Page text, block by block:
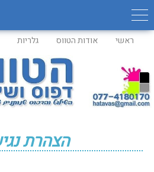
ראשי אודות הטווס גלריות
הצהרת